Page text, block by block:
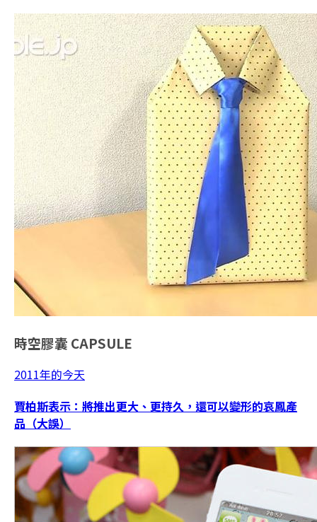
時空膠囊 CAPSULE
2011年的今天
賈柏斯表示：將推出更大、更持久，還可以變形的哀鳳產
品（大誤）